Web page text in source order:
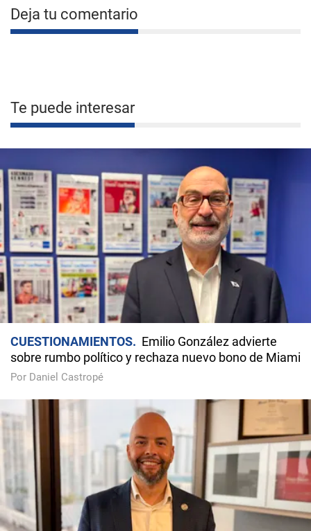
Deja tu comentario
Te puede interesar
CUESTIONAMIENTOS
Emilio González advierte
sobre rumbo político y rechaza nuevo bono de Miami
Por Daniel Castropé